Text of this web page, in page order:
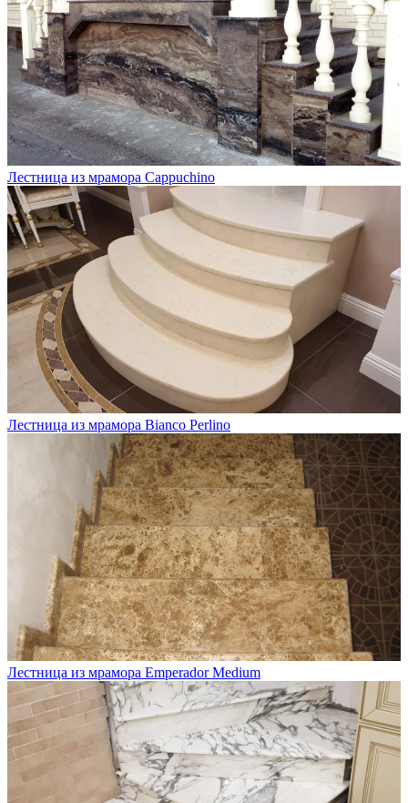
Лестница из мрамора Cappuchino
Лестница из мрамора Bianco Perlino
Лестница из мрамора Emperador Medium